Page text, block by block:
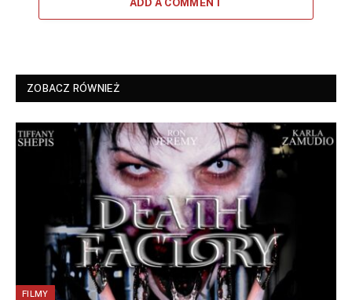
ADD A COMMENT
ZOBACZ RÓWNIEŻ
FILMY